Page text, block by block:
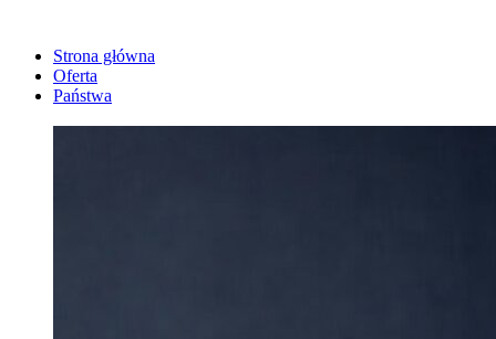
Strona główna
Oferta
Państwa